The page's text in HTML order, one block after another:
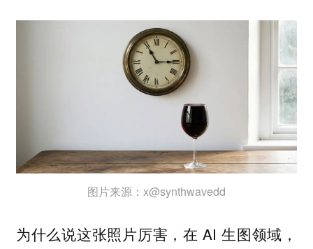
图片来源：x@synthwavedd
为什么说这张照片厉害，在 AI 生图领域，